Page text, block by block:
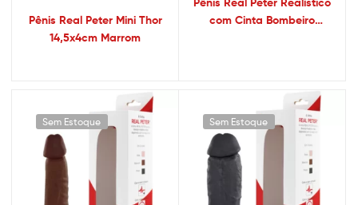
Pênis Real Peter Mini Thor
14,5x4cm Marrom
com Cinta Bombeiro
Sem Estoque Sem Estoque